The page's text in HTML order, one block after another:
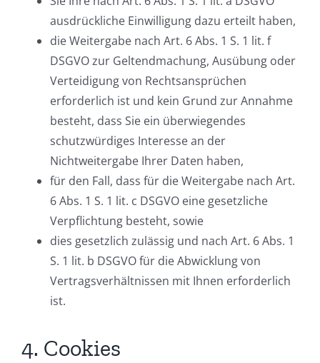
ausdrückliche Einwilligung dazu erteilt haben,
die Weitergabe nach Art. 6 Abs. 1 S. 1 lit. f
DSGVO zur Geltendmachung, Ausübung oder
Verteidigung von Rechtsansprüchen
erforderlich ist und kein Grund zur Annahme
besteht, dass Sie ein überwiegendes
schutzwürdiges Interesse an der
Nichtweitergabe Ihrer Daten haben,
für den Fall, dass für die Weitergabe nach Art.
6 Abs. 1 S. 1 lit. c DSGVO eine gesetzliche
Verpflichtung besteht, sowie
dies gesetzlich zulässig und nach Art. 6 Abs. 1
S. 1 lit. b DSGVO für die Abwicklung von
Vertragsverhältnissen mit Ihnen erforderlich
ist.
4. Cookies